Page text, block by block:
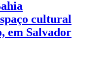
cultural
em Salvador